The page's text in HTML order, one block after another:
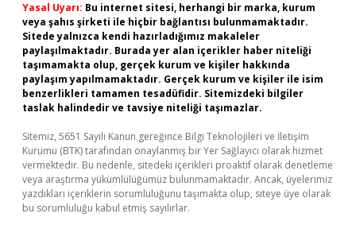
Yasal Uyarı: Bu internet sitesi, herhangi bir marka, kurum
veya şahıs şirketi ile hiçbir bağlantısı bulunmamaktadır.
Sitede yalnızca kendi hazırladığımız makaleler
paylaşılmaktadır. Burada yer alan içerikler haber niteliği
taşımamakta olup, gerçek kurum ve kişiler hakkında
paylaşım yapılmamaktadır. Gerçek kurum ve kişiler ile isim
benzerlikleri tamamen tesadüfidir. Sitemizdeki bilgiler
taslak halindedir ve tavsiye niteliği taşımazlar.
Sitemiz, 5651 Sayılı Kanun gereğince Bilgi Teknolojileri ve İletişim
Kurumu (BTK) tarafından onaylanmış bir Yer Sağlayıcı olarak hizmet
vermektedir. Bu nedenle, sitedeki içerikleri proaktif olarak denetleme
veya araştırma yükümlülüğümüz bulunmamaktadır. Ancak, üyelerimiz
yazdıkları içeriklerin sorumluluğunu taşımakta olup, siteye üye olarak
bu sorumluluğu kabul etmiş sayılırlar.